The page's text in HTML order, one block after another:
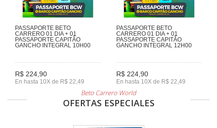
PASSAPORTE BETO
CARRERO 01 DIA + 01
PASSAPORTE CAPITÃO
GANCHO INTEGRAL 10H00
R$ 224,90
En hasta 10X de R$ 22,49
PASSAPORTE BETO
CARRERO 01 DIA + 01
PASSAPORTE CAPITÃO
GANCHO INTEGRAL 12H00
R$ 224,90
En hasta 10X de R$ 22,49
Beto Carrero World
OFERTAS ESPECIALES